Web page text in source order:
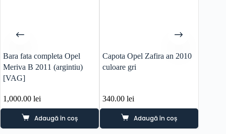
Bara fata completa Opel
Meriva B 2011 (argintiu)
[VAG]
1,000.00 lei
Adaugă în coș
Capota Opel Zafira an 2010
culoare gri
340.00lei
Adaugă în coș